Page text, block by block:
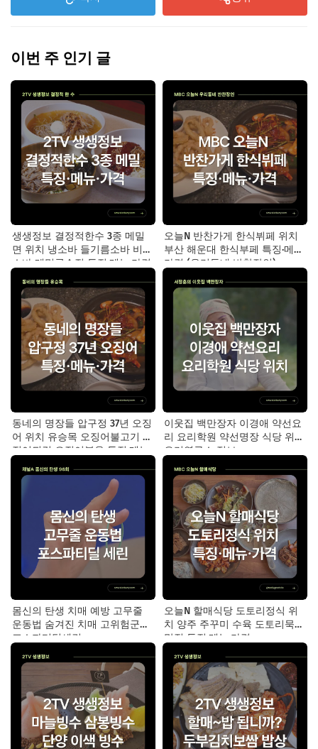
이번 주 인기 글
생생정보 결정적한수 3종 메밀
면 위치 냉소바 들기름소바 비빔
소바 메밀국수집 특징·메뉴·가격
오늘N 반찬가게 한식뷔페 위치
부산 해운대 한식부페 특징·메뉴·
가격 (우리동네 반찬장인)
동네의 명장들 압구정 37년 오징
어 위치 유승목 오징어불고기 오
징어튀김 오징어볶음 특징·메뉴·
이웃집 백만장자 이경애 약선요
리 요리학원 약선명장 식당 위치
요리연구소 정보
몸신의 탄생 치매 예방 고무줄
운동법 숨겨진 치매 고위험군｜
포스파티딜세린
오늘N 할매식당 도토리정식 위
치 양주 주꾸미 수육 도토리묵
맛집 특징·메뉴·가격